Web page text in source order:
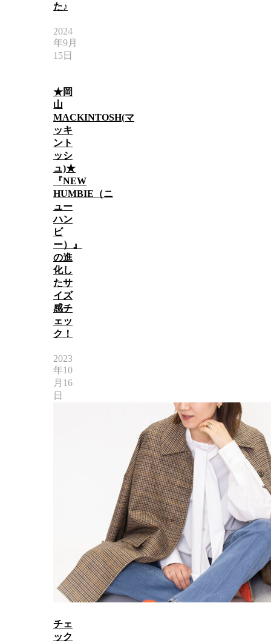
た♪
2024
年9月
15日
★岡
山
MACKINTOSH(マ
ッキ
ント
ッシ
ュ)★
『NEW
HUMBIE（ニ
ュー
ハン
ビ
ー）』
の進
化し
たサ
イズ
感チ
ェッ
ク！
2023
年10
月16
日
チェ
ック